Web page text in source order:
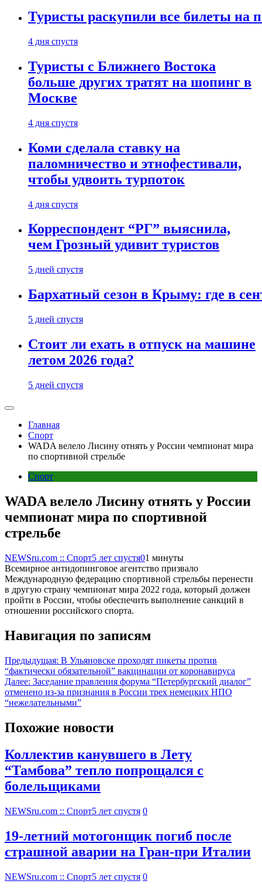
Туристы раскупили все билеты на
4 дня спустя
Туристы с Ближнего Востока
больше других тратят на шопинг в
Москве
4 дня спустя
Коми сделала ставку на
паломничество и этнофестивали,
чтобы удвоить турпоток
4 дня спустя
Корреспондент “РГ” выяснила,
чем Грозный удивит туристов
5 дней спустя
Бархатный сезон в Крыму: где в
5 дней спустя
Стоит ли ехать в отпуск на машине
летом 2026 года?
5 дней спустя
Главная
Спорт
WADA велело Лисину отнять у России чемпионат мира
по спортивной стрельбе
Спорт
WADA велело Лисину отнять у России
чемпионат мира по спортивной
стрельбе
NEWSru.com :: Спорт5 лет спустя01 минуты
Всемирное антидопинговое агентство призвало
Международную федерацию спортивной стрельбы перенести
в другую страну чемпионат мира 2022 года, который должен
пройти в России, чтобы обеспечить выполнение санкций в
отношении российского спорта.
Навигация по записям
Предыдущая: В Ульяновске проходят пикеты против
“фактически обязательной” вакцинации от коронавируса
Далее: Заседание правления форума “Петербургский диалог”
отменено из-за признания в России трех немецких НПО
“нежелательными”
Похожие новости
Коллектив канувшего в Лету
“Тамбова” тепло попрощался с
болельщиками
NEWSru.com :: Спорт5 лет спустя 0
19-летний мотогонщик погиб после
страшной аварии на Гран-при Италии
NEWSru.com :: Спорт5 лет спустя 0